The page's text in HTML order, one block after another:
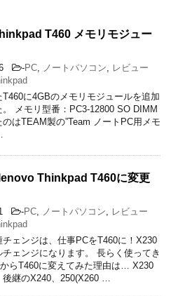
T460 メモリモジュー
-PC, ノートパソコン, レビュー
に4GBのメモリモジュールを追加
。 メモリ型番：PC3-12800 SO DIMM
はTEAM製の”Team ノートPC用メモ
Thinkpad T460に変更
-PC, ノートパソコン, レビュー
チェンジは、仕事PCをT460に！X230
ェンジになります。 長らく使ってき
らT460に変えてみた理由は… X230
後継のX240、250(X260 …